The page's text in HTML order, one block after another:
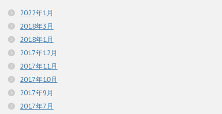
2022年1月
2018年3月
2018年1月
2017年12月
2017年11月
2017年10月
2017年9月
2017年7月